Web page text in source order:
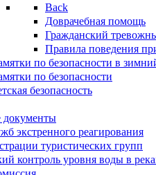
Back
Доврачебная помощь
Гражданский
Правила поведения
по безопасности в
по безопасности
безопасность
экстренного реагирования
туристических групп
контроль уровня воды в